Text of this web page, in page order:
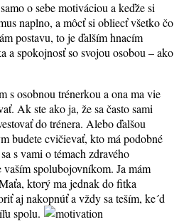
o sebe motiváciou a keďže si
naplno, a môcť si obliecť všetko čo
postavu, to je ďalším hnacím
a spokojnosť so svojou osobou – ako
s osobnou trénerkou a ona ma vie
Ak ste ako ja, že sa často sami
do trénera. Alebo ďalšou
budete cvičievať, kto má podobné
s vami o témach zdravého
spolubojovníkom. Ja mám
ktorý ma jednak do fitka
aj nakopnúť a vždy sa teším, ke´d
spolu.